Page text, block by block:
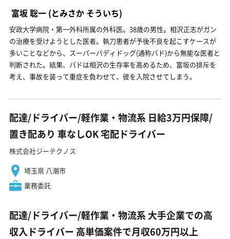
富坂 聡一 (とみさか そういち)
安政大学病院・第一外科所属の外科医。38歳の男性。相沢正志がガン
の治療を受けようとした医者。執刀患者が予後不良を起こすケースが
多いことなどから、スーパーバディドッグ(通称バド)から無能な医者と
判断された。結果、バドは相沢の生存率を高めるため、富坂の排斥を
考え、事故を装って重症を負わせて、彼を入院させてしまう。
配達/ドライバー/軽作業・物流系 日給3万円保障/
置き配あり 車なしOK 宅配ドライバー
株式会社ジーテクノス
埼玉県 八潮市
業務委託
配達/ドライバー/軽作業・物流系 大手企業での高
収入ドライバー 高単価案件で月収60万円以上